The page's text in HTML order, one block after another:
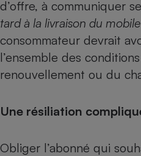
d’offre, à communiquer
tard à la livraison du mobile
consommateur devrait
l’ensemble des
renouvellement ou du
Une résiliation
Obliger l’abonné qui